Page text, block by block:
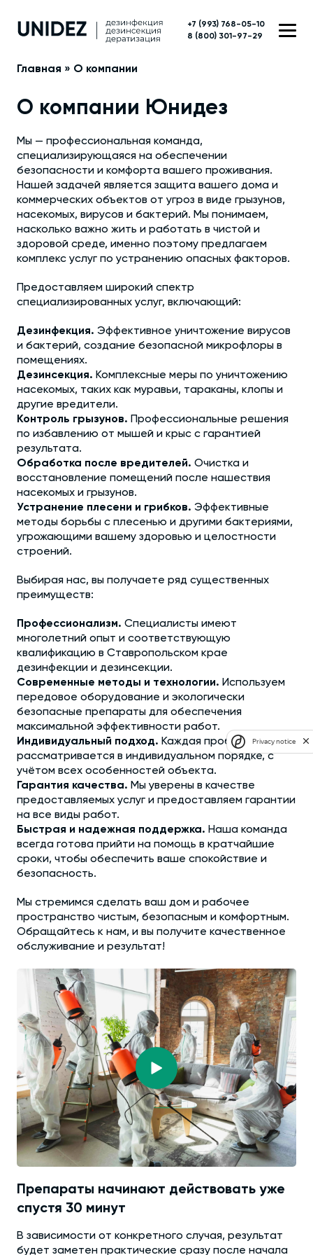
+7 (993) 768-05-10
8 (800) 301-97-29
Главная » О компании
О компании Юнидез
Мы — профессиональная команда,
специализирующаяся на обеспечении
безопасности и комфорта вашего проживания.
Нашей задачей является защита вашего дома и
коммерческих объектов от угроз в виде грызунов,
насекомых, вирусов и бактерий. Мы понимаем,
насколько важно жить и работать в чистой и
здоровой среде, именно поэтому предлагаем
комплекс услуг по устранению опасных факторов.
Предоставляем широкий спектр
специализированных услуг, включающий:
Дезинфекция. Эффективное уничтожение вирусов
и бактерий, создание безопасной микрофлоры в
помещениях.
Дезинсекция. Комплексные меры по уничтожению
насекомых, таких как муравьи, тараканы, клопы и
другие вредители.
Контроль грызунов. Профессиональные решения
по избавлению от мышей и крыс с гарантией
результата.
Обработка после вредителей. Очистка и
восстановление помещений после нашествия
насекомых и грызунов.
Устранение плесени и грибков. Эффективные
методы борьбы с плесенью и другими бактериями,
угрожающими вашему здоровью и целостности
строений.
Выбирая нас, вы получаете ряд существенных
преимуществ:
Профессионализм. Специалисты имеют
многолетний опыт и соответствующую
квалификацию в Ставропольском крае
дезинфекции и дезинсекции.
Современные методы и технологии. Используем
передовое оборудование и экологически
безопасные препараты для обеспечения
максимальной эффективности работ.
Индивидуальный подход. Каждая проблема
рассматривается в индивидуальном порядке, с
учётом всех особенностей объекта.
Гарантия качества. Мы уверены в качестве
предоставляемых услуг и предоставляем гарантии
на все виды работ.
Быстрая и надежная поддержка. Наша команда
всегда готова прийти на помощь в кратчайшие
сроки, чтобы обеспечить ваше спокойствие и
безопасность.
Мы стремимся сделать ваш дом и рабочее
пространство чистым, безопасным и комфортным.
Обращайтесь к нам, и вы получите качественное
обслуживание и результат!
Препараты начинают действовать уже
спустя 30 минут
В зависимости от конкретного случая, результат
будет заметен практические сразу после начала
Privacy notice